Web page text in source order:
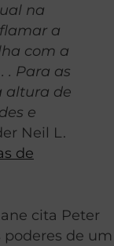
na
a
com a
. Para as
altura de
e
Neil L.
de
cita Peter
poderes de um